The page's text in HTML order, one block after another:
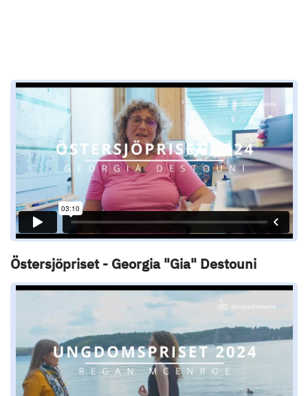
Östersjöpriset - Georgia "Gia" Destouni